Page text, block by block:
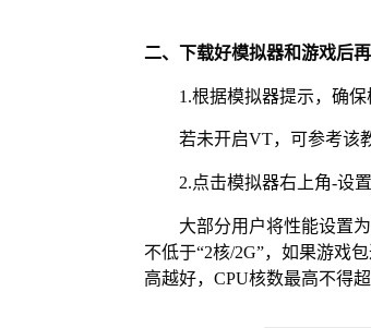
二、下载好模拟器和游戏后
1.根据模拟器提示，确保
若未开启VT，可参考该
2.点击模拟器右上角-设
大部分用户将性能设置
不低于“2核/2G”，如果游戏
高越好，CPU核数最高不得